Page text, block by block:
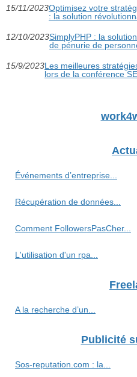
15/11/2023Optimisez votre
: la solution
12/10/2023SimplyPHP : la
de pénurie de
15/9/2023Les meilleures
lors de la conférence
Événements d’entreprise...
Récupération de données...
Comment FollowersPasCher...
L'utilisation d'un rpa...
A la recherche d’un...
Publicité
Sos-reputation.com : la...